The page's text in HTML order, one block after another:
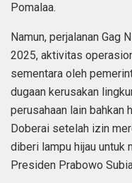
Pomalaa.
Namun, perjalanan Gag
2025, aktivitas
sementara oleh
dugaan kerusakan
perusahaan lain bahkan
Doberai setelah izin
diberi lampu hijau untuk
Presiden Prabowo